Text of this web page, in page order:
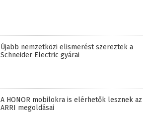
Újabb nemzetközi elismerést szereztek a
Schneider Electric gyárai
A HONOR mobilokra is elérhetők lesznek az
ARRI megoldásai